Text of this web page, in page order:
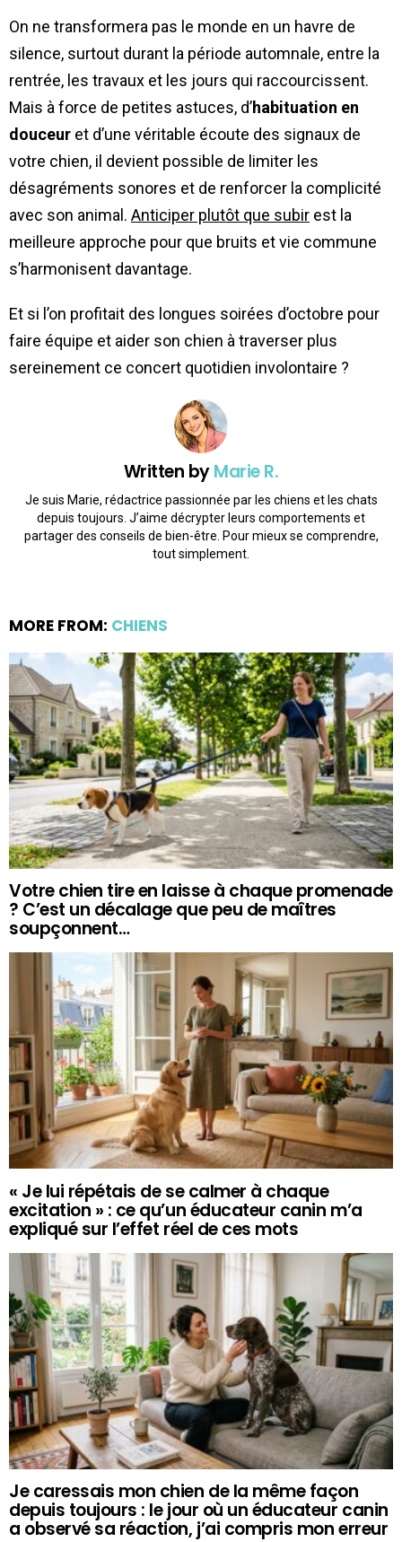
On ne transformera pas le monde en un havre de
silence, surtout durant la période automnale, entre la
rentrée, les travaux et les jours qui raccourcissent.
Mais à force de petites astuces, d’habituation en
douceur et d’une véritable écoute des signaux de
votre chien, il devient possible de limiter les
désagréments sonores et de renforcer la complicité
avec son animal. Anticiper plutôt que subir est la
meilleure approche pour que bruits et vie commune
s’harmonisent davantage.
Et si l’on profitait des longues soirées d’octobre pour
faire équipe et aider son chien à traverser plus
sereinement ce concert quotidien involontaire ?
Written byMarie R.
Je suis Marie, rédactrice passionnée par les chiens et les chats
depuis toujours. J’aime décrypter leurs comportements et
partager des conseils de bien-être. Pour mieux se comprendre,
tout simplement.
MORE FROM: CHIENS
Votre chien tire en laisse à chaque promenade
? C’est un décalage que peu de maîtres
soupçonnent…
« Je lui répétais de se calmer à chaque
excitation » : ce qu’un éducateur canin m’a
expliqué sur l’effet réel de ces mots
Je caressais mon chien de la même façon
depuis toujours : le jour où un éducateur canin
a observé sa réaction, j’ai compris mon erreur